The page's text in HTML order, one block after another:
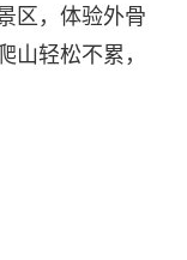
区，体验外骨
山轻松不累，